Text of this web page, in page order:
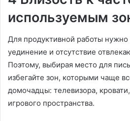
используемым
Для продуктивной работы
уединение и отсутствие
Поэтому, выбирая место для
избегайте зон, которыми чаще
домочадцы: телевизора,
игрового пространства.